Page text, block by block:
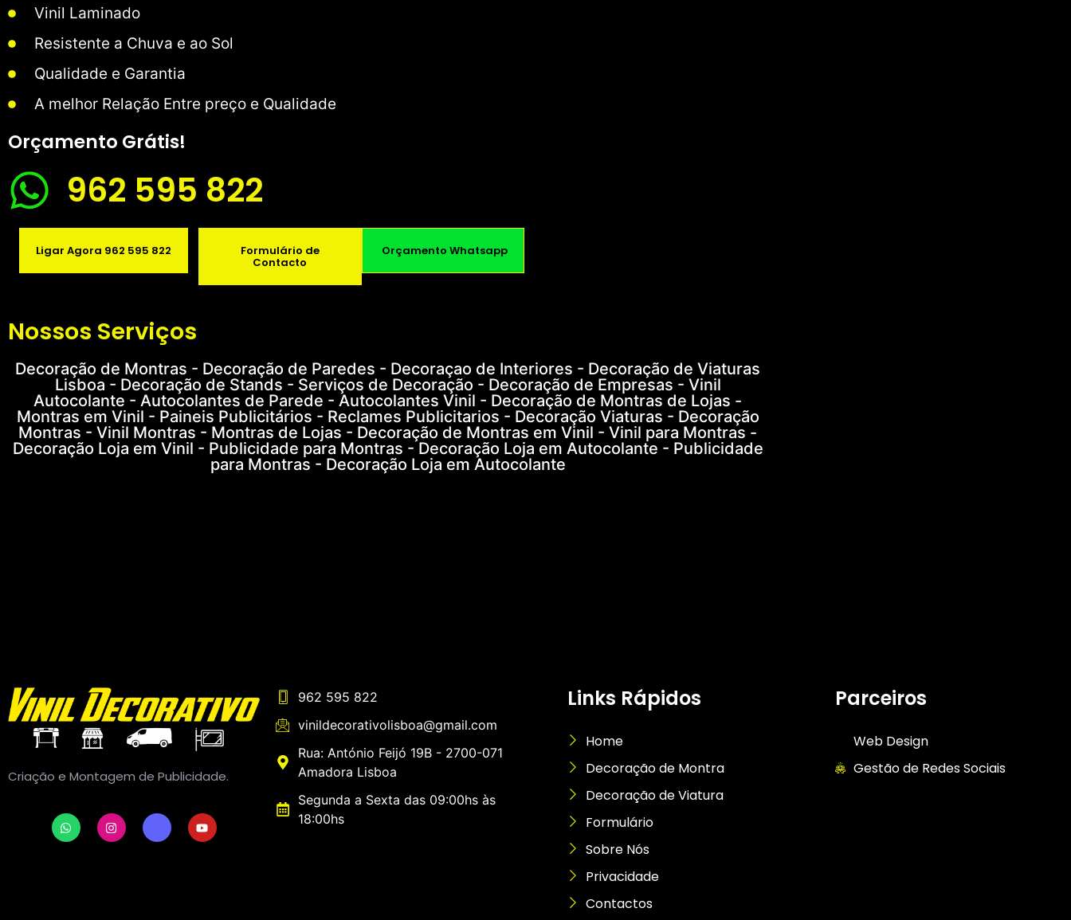
Vinil Laminado
Resistente a Chuva e ao Sol
Qualidade e Garantia
A melhor Relação Entre preço e Qualidade
Orçamento Grátis!
962 595 822
Ligar Agora 962 595 822 Formulário de
Contacto
Orçamento Whatsapp
Nossos Serviços
Decoração de Montras - Decoração de Paredes - Decoraçao de Interiores - Decoração de Viaturas
Lisboa - Decoração de Stands - Serviços de Decoração - Decoração de Empresas - Vinil
Autocolante - Autocolantes de Parede - Autocolantes Vinil - Decoração de Montras de Lojas -
Montras em Vinil - Paineis Publicitários - Reclames Publicitarios - Decoração Viaturas - Decoração
Montras - Vinil Montras - Montras de Lojas - Decoração de Montras em Vinil - Vinil para Montras -
Decoração Loja em Vinil - Publicidade para Montras - Decoração Loja em Autocolante - Publicidade
para Montras - Decoração Loja em Autocolante
Criação e Montagem de Publicidade.
962 595 822
vinildecorativolisboa@gmail.com
Rua: António Feijó 19B - 2700-071
Amadora Lisboa
Segunda a Sexta das 09:00hs às
18:00hs
Links Rápidos
Home
Decoração de Montra
Decoração de Viatura
Formulário
Sobre Nós
Privacidade
Contactos
Parceiros
Web Design
Gestão de Redes Sociais